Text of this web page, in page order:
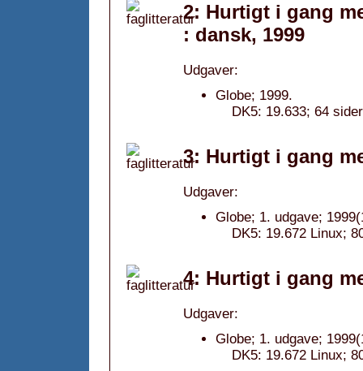
2: Hurtigt i gang
: dansk, 1999
Udgaver:
Globe; 1999.
DK5: 19.633; 64
3: Hurtigt i gang
Udgaver:
Globe; 1. udgave;
DK5: 19.672 Linux;
4: Hurtigt i gang
Udgaver:
Globe; 1. udgave;
DK5: 19.672 Linux;